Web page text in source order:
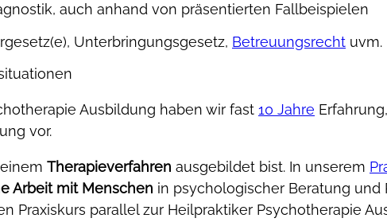
auch anhand von präsentierten Fallbeispielen
Unterbringungsgesetz, Betreuungsrecht uvm.
Ausbildung haben wir fast 10 Jahre
vor.
Therapieverfahren ausgebildet bist. In unserem
Arbeit mit Menschen in psychologischer Beratung
Praxiskurs parallel zur Heilpraktiker Psychotherapie